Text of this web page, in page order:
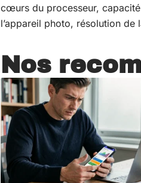
cœurs du processeur,
l’appareil photo, résolution
Nos